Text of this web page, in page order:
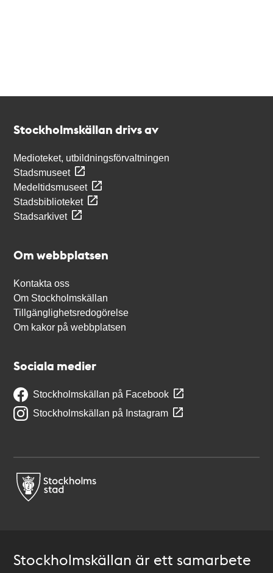
Stockholmskällan drivs av
Medioteket, utbildningsförvaltningen
Stadsmuseet
Medeltidsmuseet
Stadsbiblioteket
Stadsarkivet
Om webbplatsen
Kontakta oss
Om Stockholmskällan
Tillgänglighetsredogörelse
Om kakor på webbplatsen
Sociala medier
Stockholmskällan på Facebook
Stockholmskällan på Instagram
Stockholmskällan är ett samarbete